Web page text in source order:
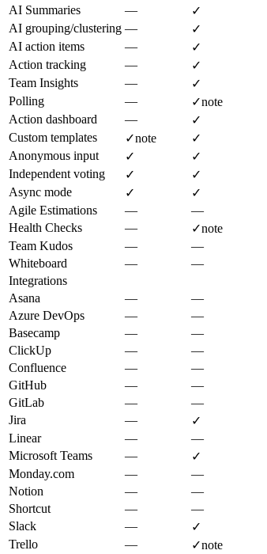
AI Summaries
—
✓
AI grouping/clustering —
✓
AI action items
—
✓
Action tracking
—
✓
Team Insights
—
✓
Polling
— ✓note
Action dashboard
—
✓
Custom templates
✓note
✓
Anonymous input
✓
✓
Independent voting
✓
✓
Async mode
✓
✓
Agile Estimations
—
—
Health Checks
— ✓note
Team Kudos
—
—
Whiteboard
—
—
Integrations
Asana
—
—
Azure DevOps
—
—
Basecamp
—
—
ClickUp
—
—
Confluence
—
—
GitHub
—
—
GitLab
—
—
Jira
—
✓
Linear
—
—
Microsoft Teams
—
✓
Monday.com
—
—
Notion
—
—
Shortcut
—
—
Slack
—
✓
Trello
— ✓note